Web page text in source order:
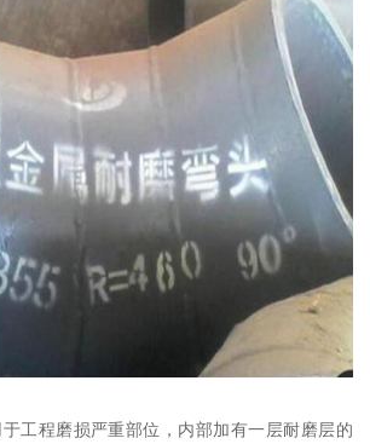
工程磨损严重部位，内部加有一层耐磨层的